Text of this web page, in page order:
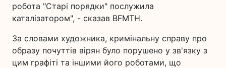
робота "Старі порядки" послужила
каталізатором", - сказав BFMTH.
За словами художника, кримінальну справу про
образу почуттів вірян було порушено у зв'язку з
цим графіті та іншими його роботами, що